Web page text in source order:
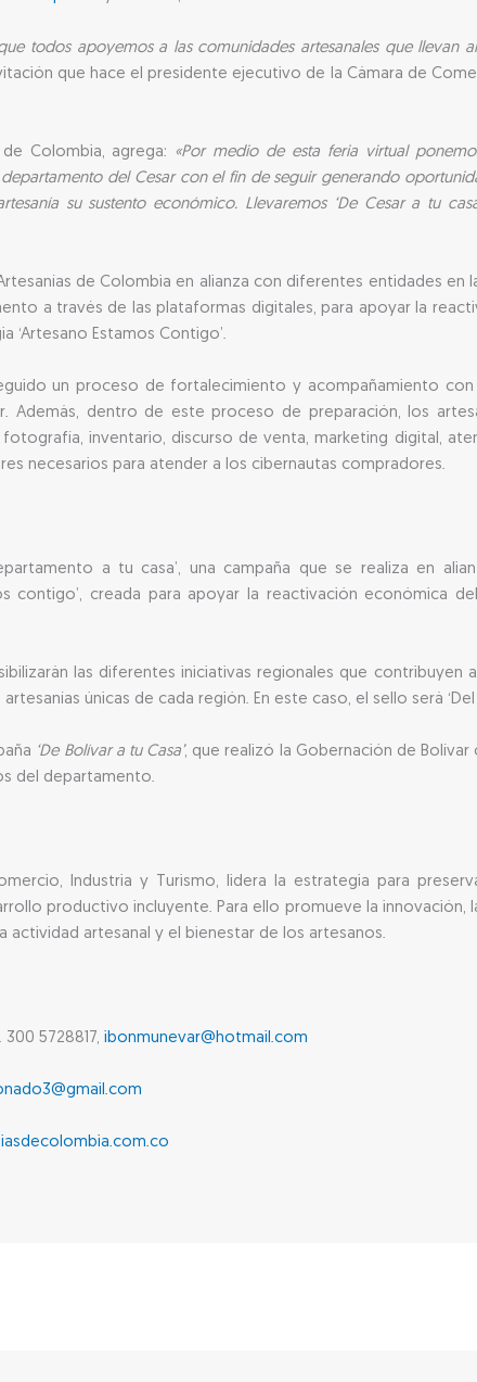
todos apoyemos a las comunidades artesanales que llevan
que hace el presidente ejecutivo de la Cámara de
Colombia, agrega: «Por medio de esta feria virtual
del Cesar con el fin de seguir generando
su sustento económico. Llevaremos ‘De Cesar a tu
de Colombia en alianza con diferentes entidades en
a través de las plataformas digitales, para apoyar la
Estamos Contigo’.
un proceso de fortalecimiento y acompañamiento
Además, dentro de este proceso de preparación, los
inventario, discurso de venta, marketing digital,
necesarios para atender a los cibernautas compradores.
a tu casa’, una campaña que se realiza en
contigo’, creada para apoyar la reactivación económica
las diferentes iniciativas regionales que contribuyen
únicas de cada región. En este caso, el sello será ‘Del
‘De Bolívar a tu Casa’, que realizó la Gobernación de
del departamento.
Industria y Turismo, lidera la estrategia para
productivo incluyente. Para ello promueve la innovación,
actividad artesanal y el bienestar de los artesanos.
5728817,ibonmunevar@hotmail.com